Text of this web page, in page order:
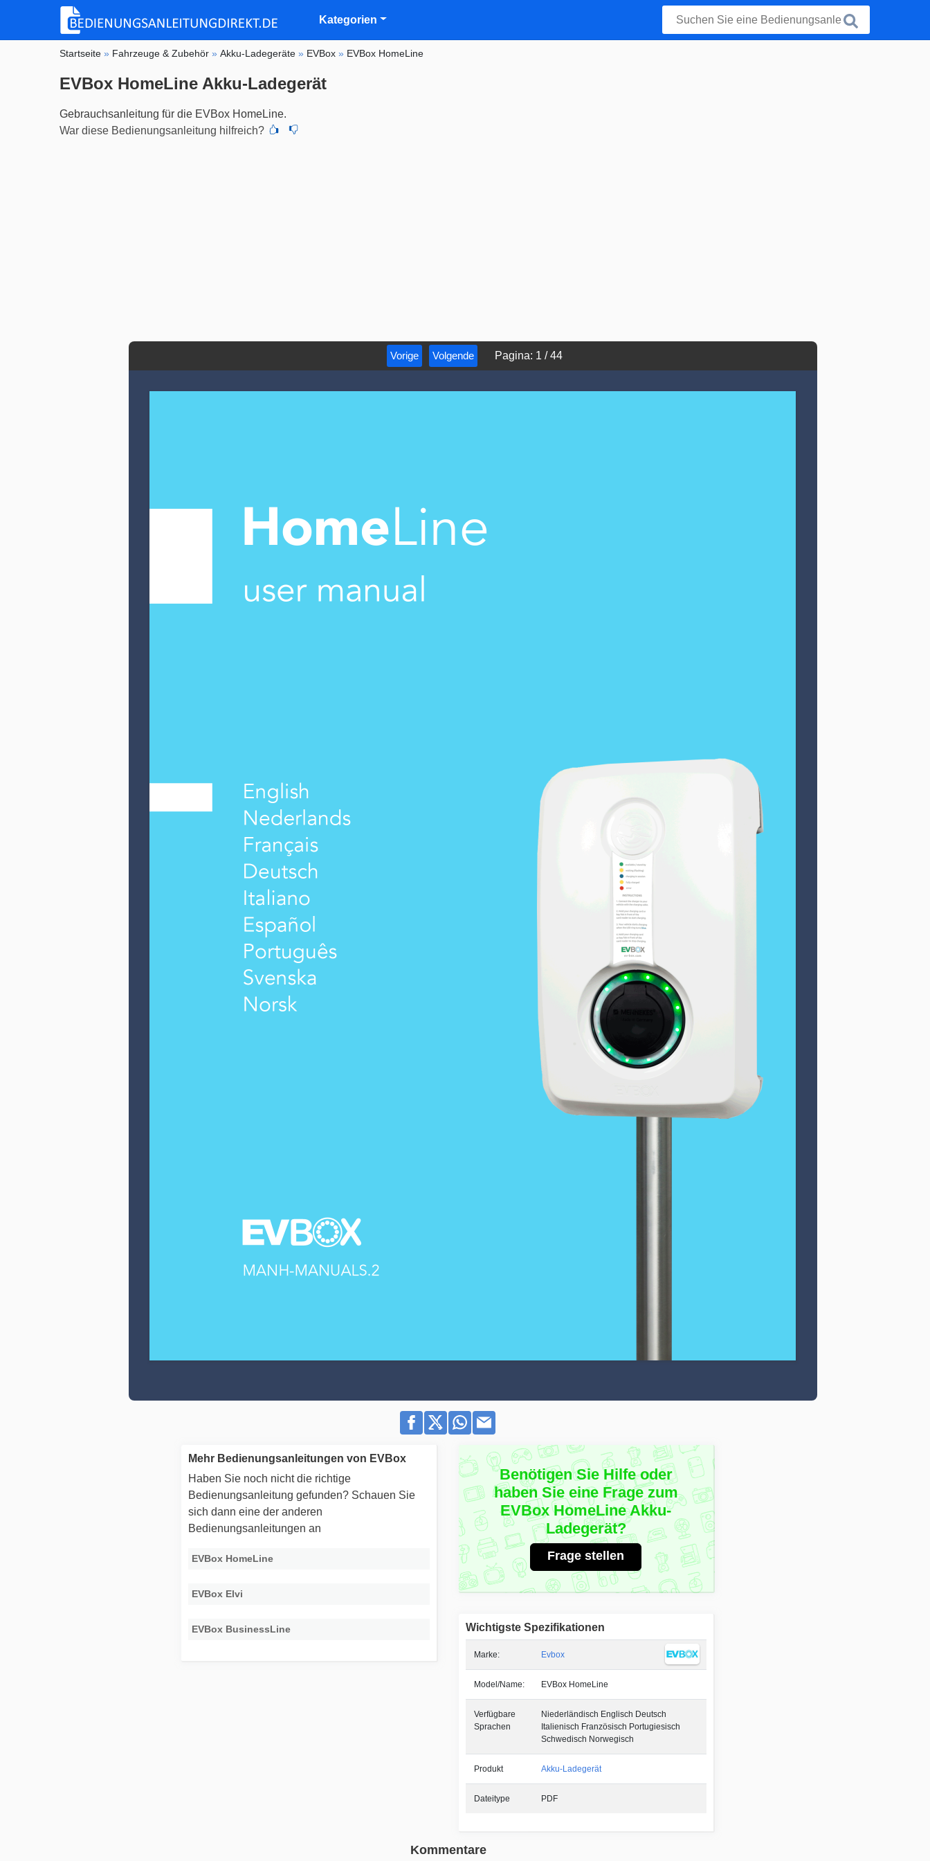
Kategorien
Startseite » Fahrzeuge & Zubehör »Akku-Ladegeräte » EVBox » EVBox HomeLine
EVBox HomeLine Akku-Ladegerät
Gebrauchsanleitung für die EVBox HomeLine.
War diese Bedienungsanleitung hilfreich?
Vorige Volgende Pagina: 1 /44
Benötigen Sie Hilfe oder
haben Sie eine Frage zum
EVBox HomeLine Akku-
Ladegerät?
Frage stellen
Wichtigste Spezifikationen
Marke: Evbox
Model/Name: EVBox HomeLine
Verfügbare
Sprachen
Niederländisch Englisch Deutsch
Italienisch Französisch Portugiesisch
Schwedisch Norwegisch
Produkt Akku-Ladegerät
Dateitype PDF
Mehr Bedienungsanleitungen von EVBox
Haben Sie noch nicht die richtige
Bedienungsanleitung gefunden? Schauen Sie
sich dann eine der anderen
Bedienungsanleitungen an
EVBox HomeLine
EVBox Elvi
EVBox BusinessLine
Kommentare